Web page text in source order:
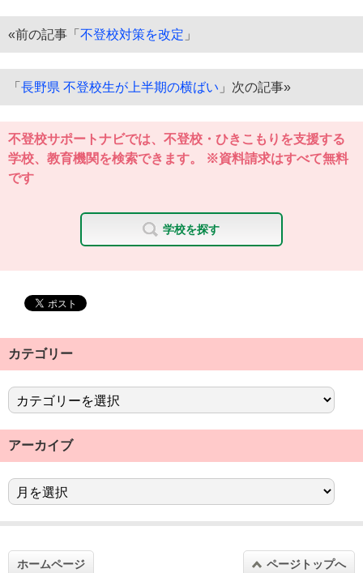
«前の記事「 不登校対策を改定 」
「 長野県 不登校生が上半期の横ばい 」次の記事»
不登校サポートナビでは、不登校・ひきこもりを支援する
学校、教育機関を検索できます。 ※資料請求はすべて無料
です
学校を探す
カテゴリー
アーカイブ
ホームページ ページトップへ